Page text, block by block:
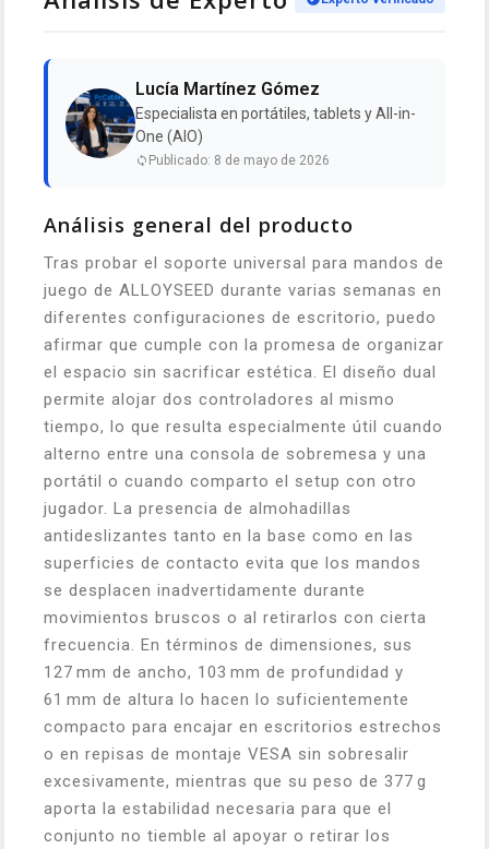
Lucía Martínez Gómez
Especialista en portátiles, tablets y All-in-
One (AIO)
Publicado: 8 de mayo de 2026
Análisis general del producto
Tras probar el soporte universal para mandos de
juego de ALLOYSEED durante varias semanas en
diferentes configuraciones de escritorio, puedo
afirmar que cumple con la promesa de organizar
el espacio sin sacrificar estética. El diseño dual
permite alojar dos controladores al mismo
tiempo, lo que resulta especialmente útil cuando
alterno entre una consola de sobremesa y una
portátil o cuando comparto el setup con otro
jugador. La presencia de almohadillas
antideslizantes tanto en la base como en las
superficies de contacto evita que los mandos
se desplacen inadvertidamente durante
movimientos bruscos o al retirarlos con cierta
frecuencia. En términos de dimensiones, sus
127 mm de ancho, 103 mm de profundidad y
61 mm de altura lo hacen lo suficientemente
compacto para encajar en escritorios estrechos
o en repisas de montaje VESA sin sobresalir
excesivamente, mientras que su peso de 377 g
aporta la estabilidad necesaria para que el
conjunto no tiemble al apoyar o retirar los